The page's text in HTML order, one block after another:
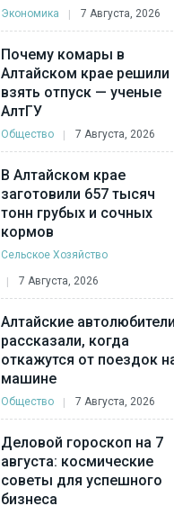
Экономика 7 Августа, 2026
Почему комары в
Алтайском крае решили
взять отпуск — ученые
АлтГУ
Общество 7 Августа, 2026
В Алтайском крае
заготовили 657 тысяч
тонн грубых и сочных
кормов
Сельское Хозяйство
7 Августа, 2026
Алтайские автолюбители
рассказали, когда
откажутся от поездок
машине
Общество 7 Августа, 2026
Деловой гороскоп на 7
августа: космические
советы для успешного
бизнеса